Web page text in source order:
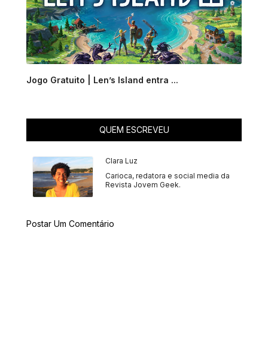
Jogo Gratuito | Len’s Island entra ...
QUEM ESCREVEU
Clara Luz
Carioca, redatora e social media da
Revista Jovem Geek.
Postar Um Comentário